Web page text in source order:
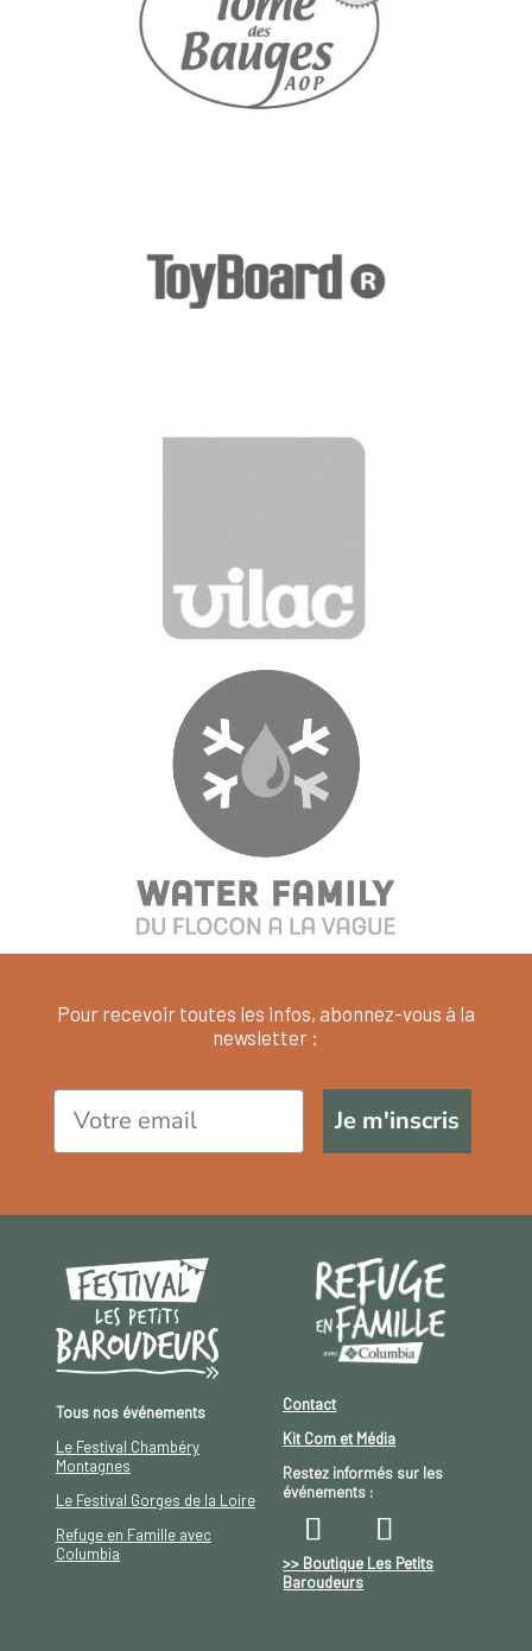
Pour recevoir toutes les infos, abonnez-vous à la
newsletter :
Je m'inscris
Tous nos événements
Le Festival Chambéry
Montagnes
Le Festival Gorges de la Loire
Refuge en Famille avec
Columbia
Contact
Kit Com et Média
Restez informés sur les
événements :
>> Boutique Les Petits
Baroudeurs